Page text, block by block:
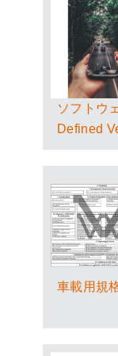
ソフトウ
Defined
車載用規